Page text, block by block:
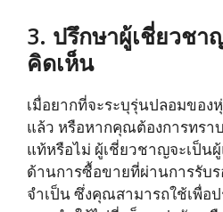
3. ปรึกษาผู้เชี่ยวชา
คิดเห็น
เมื่อยากที่จะระบุรุ่นปลอมขอ
แล้ว หรือหากคุณต้องการทร
แท้หรือไม่ ผู้เชี่ยวชาญจะเป็
ด้านการซื้อขายที่ผ่านการรับ
จำเป็น ซึ่งคุณสามารถใช้เพื่อ